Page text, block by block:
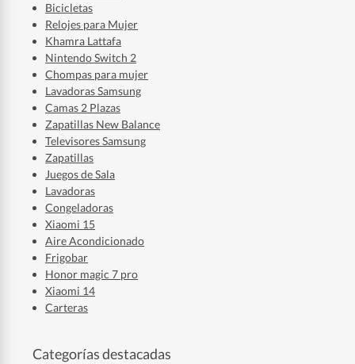
Bicicletas
Relojes para Mujer
Khamra Lattafa
Nintendo Switch 2
Chompas para mujer
Lavadoras Samsung
Camas 2 Plazas
Zapatillas New Balance
Televisores Samsung
Zapatillas
Juegos de Sala
Lavadoras
Congeladoras
Xiaomi 15
Aire Acondicionado
Frigobar
Honor magic 7 pro
Xiaomi 14
Carteras
Categorías destacadas